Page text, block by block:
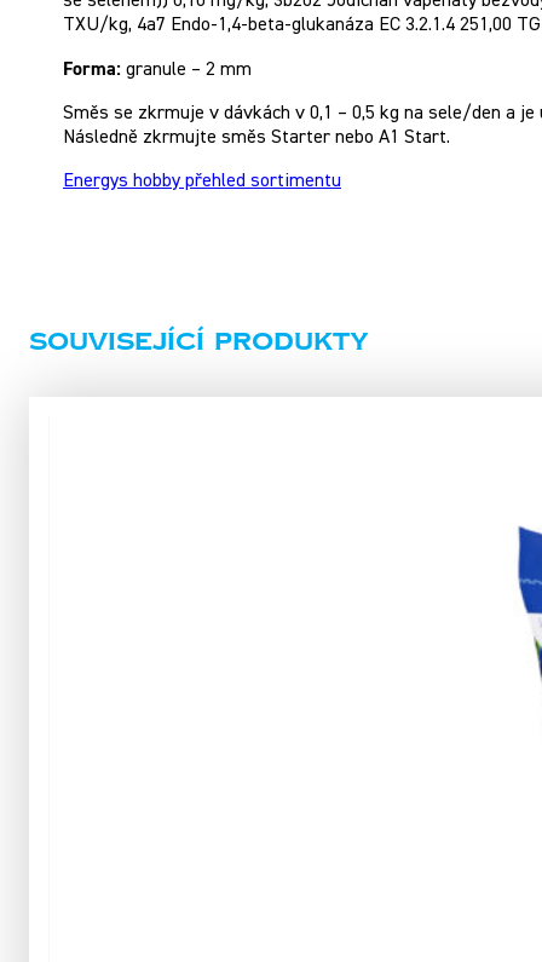
TXU/kg, 4a7 Endo-1,4-beta-glukanáza EC 3.2.1.4 251,00
Forma: granule – 2 mm
Směs se zkrmuje v dávkách v 0,1 – 0,5 kg na sele/den a
Následně zkrmujte směs Starter nebo A1 Start.
Energys hobby přehled sortimentu
Související produkty